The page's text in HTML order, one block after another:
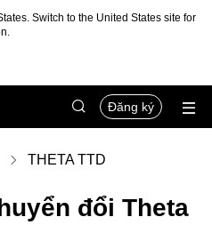
Switch to the United States site for
Đăng ký
THETA TTD
đổi Theta